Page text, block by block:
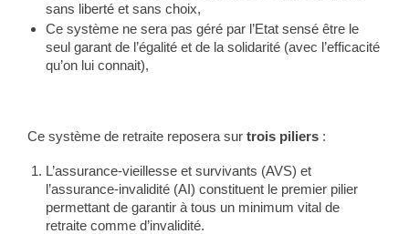
sans liberté et sans choix,
Ce système ne sera pas géré par l’Etat sensé être le
seul garant de l’égalité et de la solidarité (avec l’efficacité
qu’on lui connait),
Ce système de retraite reposera sur trois piliers :
L’assurance-vieillesse et survivants (AVS) et
l’assurance-invalidité (AI) constituent le premier pilier
permettant de garantir à tous un minimum vital de
retraite comme d’invalidité.